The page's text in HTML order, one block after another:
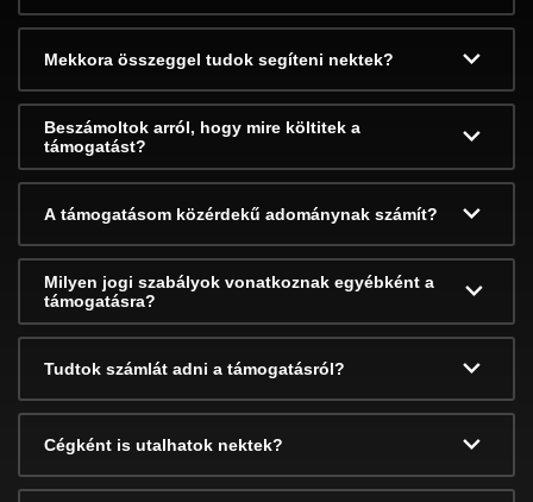
Mekkora összeggel tudok segíteni nektek?
Beszámoltok arról, hogy mire költitek a
támogatást?
A támogatásom közérdekű adománynak számít?
Milyen jogi szabályok vonatkoznak egyébként a
támogatásra?
Tudtok számlát adni a támogatásról?
Cégként is utalhatok nektek?